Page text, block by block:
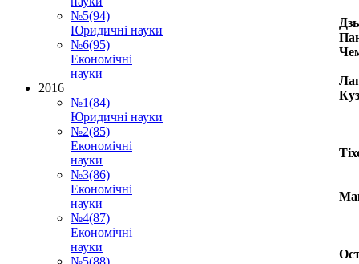
№5(94)
Юридичні науки
№6(95)
Економічні
науки
2016
№1(84)
Юридичні науки
№2(85)
Економічні
науки
№3(86)
Економічні
науки
№4(87)
Економічні
науки